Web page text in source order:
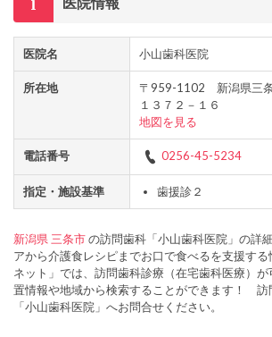
医院名 小山歯科医院
所在地
〒959-1102 新潟県三
１３７２－１６
地図を見る
電話番号 0256-45-5234
指定・施設基準 歯援診２
新潟県 三条市の訪問歯科「小山歯科医院」の詳
アから介護食レシピまでお口で食べるを支援す
ネット」では、訪問歯科診療（在宅歯科医療）
置情報や地域から検索することができます！ 訪
「小山歯科医院」へお問合せください。